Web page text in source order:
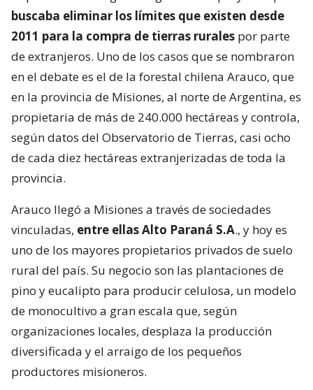
buscaba eliminar los límites que existen desde
2011 para la compra de tierras rurales por parte
de extranjeros. Uno de los casos que se nombraron
en el debate es el de la forestal chilena Arauco, que
en la provincia de Misiones, al norte de Argentina, es
propietaria de más de 240.000 hectáreas y controla,
según datos del Observatorio de Tierras, casi ocho
de cada diez hectáreas extranjerizadas de toda la
provincia.
Arauco llegó a Misiones a través de sociedades
vinculadas, entre ellas Alto Paraná S.A., y hoy es
uno de los mayores propietarios privados de suelo
rural del país. Su negocio son las plantaciones de
pino y eucalipto para producir celulosa, un modelo
de monocultivo a gran escala que, según
organizaciones locales, desplaza la producción
diversificada y el arraigo de los pequeños
productores misioneros.